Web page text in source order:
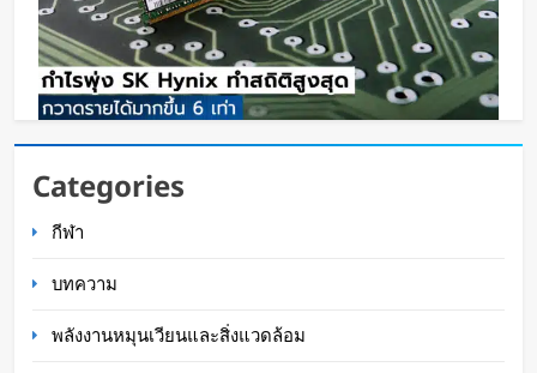
กำไรพุ่ง SK Hynix ทำสถิติสูงสุด กวาดรายได้มาก
ขึ้น 6 เท่า
Categories
กีฬา
บทความ
พลังงานหมุนเวียนและสิ่งแวดล้อม